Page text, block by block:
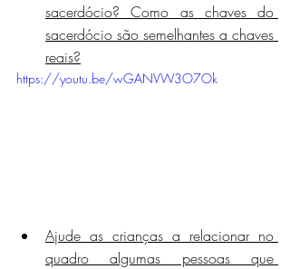
sacerdócio? Como as chaves do
sacerdócio são semelhantes a chaves
reais?
https://youtu.be/wGANVW3O7Ok
Ajude as crianças a relacionar no
quadro algumas pessoas que